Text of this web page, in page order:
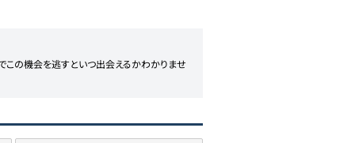
この機会を逃すといつ出会えるかわかりませ